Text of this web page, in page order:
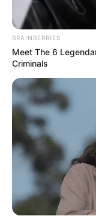
BRAINBERRIES
Meet The 6
Criminals